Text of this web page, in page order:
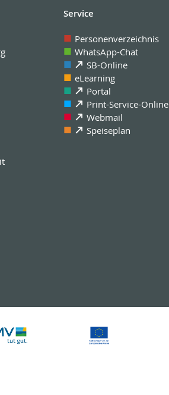
Service
Personenverzeichnis
WhatsApp-Chat
SB-Online
eLearning
Portal
Print-Service-Online
Webmail
Speiseplan